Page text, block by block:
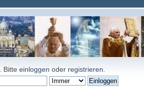
. Bitteeinloggen oder registrieren